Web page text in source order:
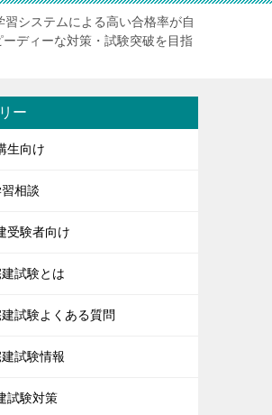
システムによる高い合格率が自
ディーな対策・試験突破を目指
ー
生向け
相談
受験者向け
試験とは
試験よくある質問
試験情報
試験対策